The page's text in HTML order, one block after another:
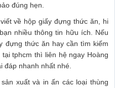
đúng hẹn.
về hộp giấy đựng thức ăn, hi
nhiều thông tin hữu ích. Nếu
đựng thức ăn hay cần tìm kiếm
tphcm thì liên hệ ngay Hoàng
đáp nhanh nhất nhé.
xuất và in ấn các loại thùng